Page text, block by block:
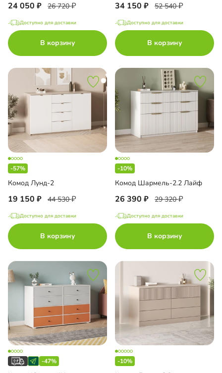
24 050 26 720
Доступно для доставки
В корзину
34 150 52 540
Доступно для доставки
В корзину
-57%
Комод Лунд-2
19 150 44 530
Доступно для доставки
В корзину
-10%
Комод Шармель-2.2 Лайф
26 390 29 320
Доступно для доставки
В корзину
-47% -10%